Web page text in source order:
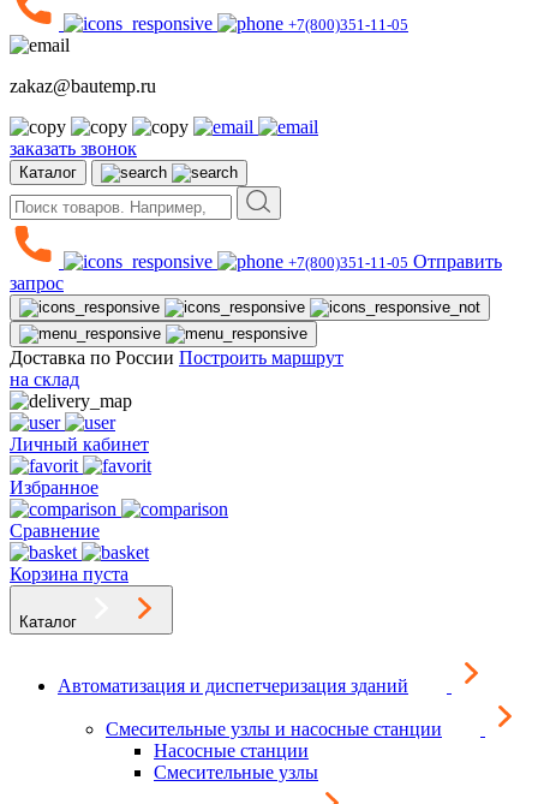
+7(800)351-11-05
zakaz@bautemp.ru
заказать звонок
Каталог
+7(800)351-11-05 Отправить
запрос
Доставка по России Построить маршрут
на склад
Личный кабинет
Избранное
Сравнение
Корзина пуста
Каталог
Автоматизация и диспетчеризация зданий
Смесительные узлы и насосные станции
Насосные станции
Смесительные узлы